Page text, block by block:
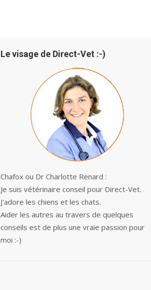
Le visage de Direct-Vet :-)
Chafox ou Dr Charlotte Renard :
Je suis vétérinaire conseil pour Direct-Vet.
J'adore les chiens et les chats.
Aider les autres au travers de quelques
conseils est de plus une vraie passion pour
moi :-)